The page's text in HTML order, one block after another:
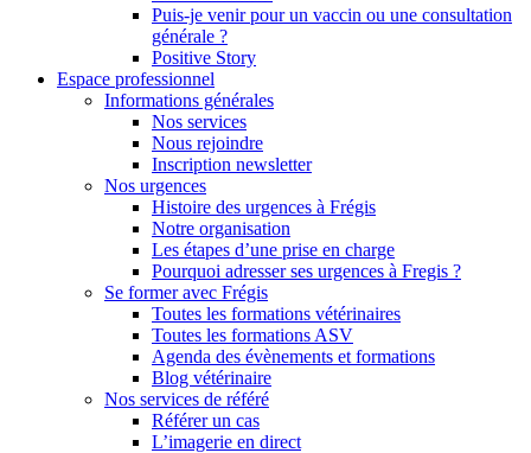
Puis-je venir pour un vaccin ou une consultation
générale ?
Positive Story
Espace professionnel
Informations générales
Nos services
Nous rejoindre
Inscription newsletter
Nos urgences
Histoire des urgences à Frégis
Notre organisation
Les étapes d’une prise en charge
Pourquoi adresser ses urgences à Fregis ?
Se former avec Frégis
Toutes les formations vétérinaires
Toutes les formations ASV
Agenda des évènements et formations
Blog vétérinaire
Nos services de référé
Référer un cas
L’imagerie en direct